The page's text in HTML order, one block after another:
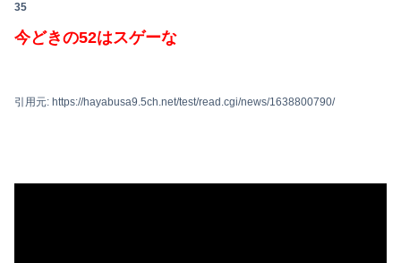
35
今どきの52はスゲーな
引用元: https://hayabusa9.5ch.net/test/read.cgi/news/1638800790/